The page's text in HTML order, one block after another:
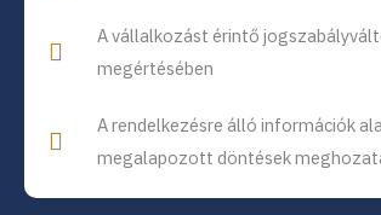
A vállalkozást érintő
megértésében
A rendelkezésre álló információk
megalapozott döntések